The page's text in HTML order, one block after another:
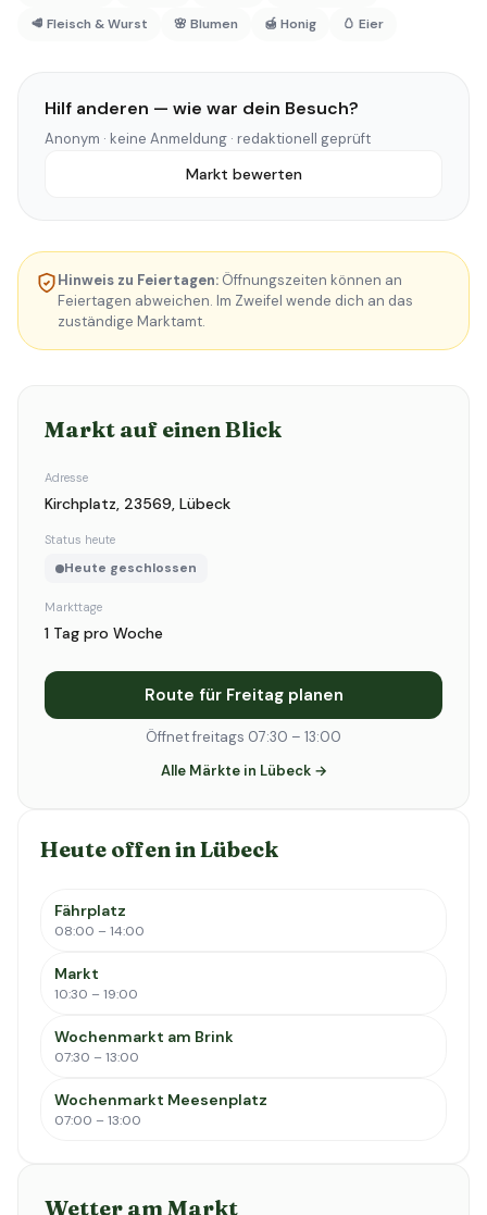
🥩 Fleisch & Wurst
🌸 Blumen 🍯 Honig 🥚 Eier
Hilf anderen — wie war dein Besuch?
Anonym · keine Anmeldung · redaktionell geprüft
Markt bewerten
Hinweis zu Feiertagen: Öffnungszeiten können an
Feiertagen abweichen. Im Zweifel wende dich an das
zuständige Marktamt.
Markt auf einen Blick
Adresse
Kirchplatz, 23569, Lübeck
Status heute
Heute geschlossen
Markttage
1 Tag pro Woche
Route für Freitag planen
Öffnet freitags 07:30 – 13:00
Alle Märkte in Lübeck →
Heute offen in Lübeck
Fährplatz
08:00 – 14:00
Markt
10:30 – 19:00
Wochenmarkt am Brink
07:30 – 13:00
Wochenmarkt Meesenplatz
07:00 – 13:00
Wetter am Markt